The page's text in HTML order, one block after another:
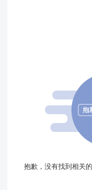
抱歉，没有找到相关